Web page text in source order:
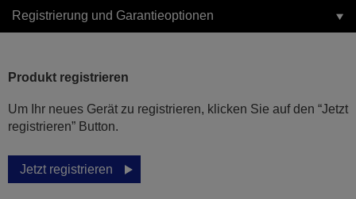
Registrierung und Garantieoptionen
Produkt registrieren
Um Ihr neues Gerät zu registrieren, klicken Sie auf den “Jetzt
registrieren” Button.
Jetzt registrieren